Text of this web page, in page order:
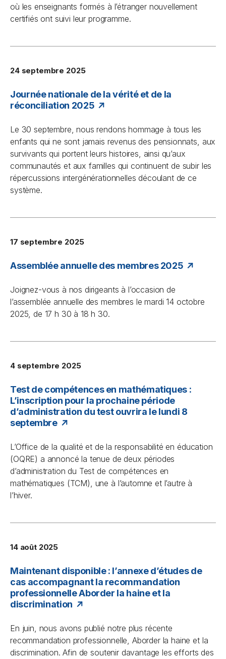
où les enseignants formés à l’étranger nouvellement
certifiés ont suivi leur programme.
24 septembre 2025
Journée nationale de la vérité et de la
réconciliation 2025
Le 30 septembre, nous rendons hommage à tous les
enfants qui ne sont jamais revenus des pensionnats, aux
survivants qui portent leurs histoires, ainsi qu’aux
communautés et aux familles qui continuent de subir les
répercussions intergénérationnelles découlant de ce
système.
17 septembre 2025
Assemblée annuelle des membres 2025
Joignez-vous à nos dirigeants à l’occasion de
l’assemblée annuelle des membres le mardi 14 octobre
2025, de 17 h 30 à 18 h 30.
4 septembre 2025
Test de compétences en mathématiques :
L’inscription pour la prochaine période
d’administration du test ouvrira le lundi 8
septembre
L’Office de la qualité et de la responsabilité en éducation
(OQRE) a annoncé la tenue de deux périodes
d’administration du Test de compétences en
mathématiques (TCM), une à l’automne et l’autre à
l’hiver.
14 août 2025
Maintenant disponible : l’annexe d’études de
cas accompagnant la recommandation
professionnelle Aborder la haine et la
discrimination
En juin, nous avons publié notre plus récente
recommandation professionnelle, Aborder la haine et la
discrimination. Afin de soutenir davantage les efforts des